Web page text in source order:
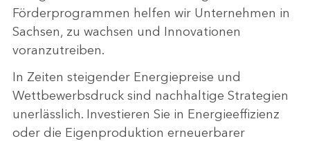
Förderprogrammen helfen wir Unternehmen in
Sachsen, zu wachsen und Innovationen
voranzutreiben.
In Zeiten steigender Energiepreise und
Wettbewerbsdruck sind nachhaltige Strategien
unerlässlich. Investieren Sie in Energieeffizienz
oder die Eigenproduktion erneuerbarer